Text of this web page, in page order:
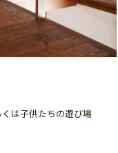
は子供たちの遊び場